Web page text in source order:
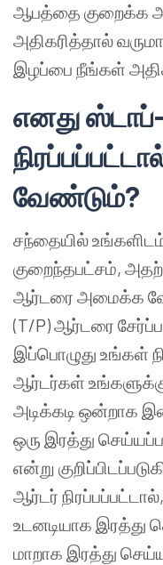
ஆபத்தை குறைக்க
அதிகரித்தால்
இழப்பை நீங்கள்
எனது
வேண்டும்?
சந்தையில்
குறைந்தபட்சம்,
ஆர்டரை அமைக்க
(T/P) ஆர்டரை
இப்பொழுது உங்கள்
ஆர்டர்கள்
அடிக்கடி ஒன்றாக
ஒரு இரத்து
என்று
ஆர்டர்
உடனடியாக இரத்து
மாறாக இரத்து